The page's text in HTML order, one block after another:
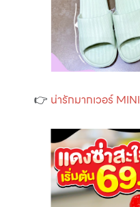
👉 น่ารักมากเวอร์